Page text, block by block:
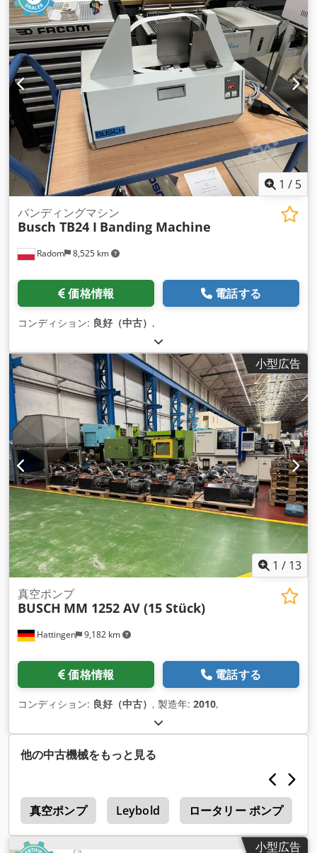
1 / 5
Radom 8,525 km
バンディングマシン
Busch TB24 I Banding Machine
価格情報 電話する
コンディション: 良好（中古） ,
小型広告
1 / 13
Hattingen 9,182 km
真空ポンプ
BUSCH MM 1252 AV (15 Stück)
価格情報 電話する
コンディション: 良好（中古） , 製造年: 2010,
他の中古機械をもっと見る
真空ポンプ Leybold ロータリー ポンプ
小型広告